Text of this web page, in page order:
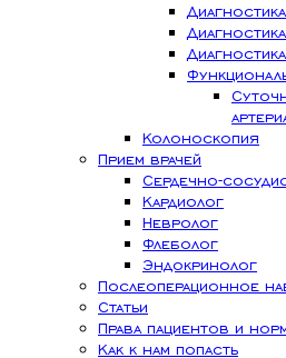
Колоноскопия
Прием врачей
Сердечно-
Кардиолог
Невролог
Флеболог
Эндокринолог
Послеоперационное
Статьи
Права пациентов и
Как к нам попасть